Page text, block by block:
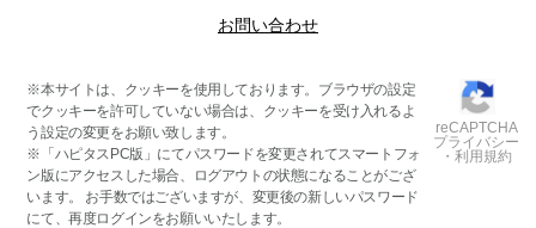
お問い合わせ
※本サイトは、クッキーを使用しております。ブラウザの設定
でクッキーを許可していない場合は、クッキーを受け入れるよ
う設定の変更をお願い致します。
※「ハピタスPC版」にてパスワードを変更されてスマートフォ
ン版にアクセスした場合、ログアウトの状態になることがござ
います。 お手数ではございますが、変更後の新しいパスワード
にて、再度ログインをお願いいたします。
reCAPTCHA
プライバシー
・利用規約